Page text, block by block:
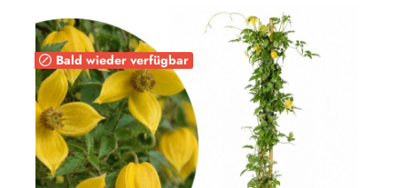
Bald wieder verfügbar